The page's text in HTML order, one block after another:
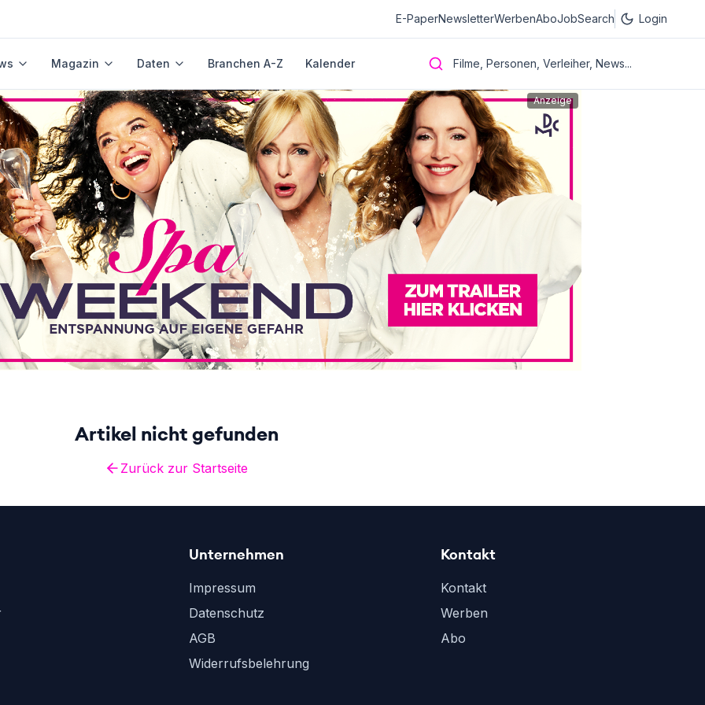
E-PaperNewsletterWerbenAboJobSearch Login
Magazin Daten Branchen A-Z Kalender Filme, Personen, Verleiher, News...
Anzeige
Artikel nicht gefunden
Zurück zur Startseite
Unternehmen
Impressum
Datenschutz
AGB
Widerrufsbelehrung
Kontakt
Kontakt
Werben
Abo